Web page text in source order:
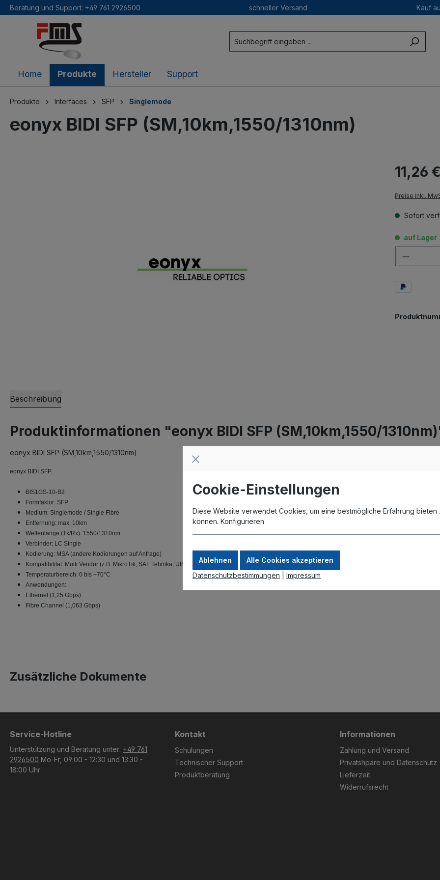
springen
Beratung und Support: +49 761 2926500 schneller Versand Kauf
Home Produkte Hersteller Support
Produkte Interfaces SFP Singlemode
eonyx BIDI SFP (SM,10km,1550/1310nm)
11,26
Preise inkl.
Sofort
auf Lager
Beschreibung
Produktinformationen "eonyx BIDI SFP (SM,10km,1550/
eonyx BIDI SFP (SM,10km,1550/1310nm)
eonyx BIDI SFP
BIS1GS-10-B2
Formfaktor: SFP
Medium: Singlemode / Single Fibre
Entfernung: max. 10km
Wellenlänge (Tx/Rx): 1550/1310nm
Verbinder: LC Single
Kodierung: MSA (andere Kodierungen auf Anfrage)
Kompatibilität: Multi Vendor (z.B. MikroTik, SAF Tehnika, UBNT usw.)
Temperaturbereich: 0 bis +70°C
Anwendungen:
Ethernet (1,25 Gbps)
Fibre Channel (1,063 Gbps)
Zusätzliche Dokumente
Service-Hotline
Unterstützung und Beratung unter: +49 761
2926500 Mo-Fr, 09:00 - 12:30 und 13:30 -
18:00 Uhr
Kontakt
Schulungen
Technischer Support
Produktberatung
Informationen
Zahlung und Versand
Privatshpäre und Datenschutz
Lieferzeit
Widerrufsrecht
Cookie-Einstellungen
Diese Website verwendet Cookies, um eine bestmögliche Erfahrung bieten
können. Konfigurieren
Ablehnen
Alle Cookies akzeptieren
Datenschutzbestimmungen
Impressum